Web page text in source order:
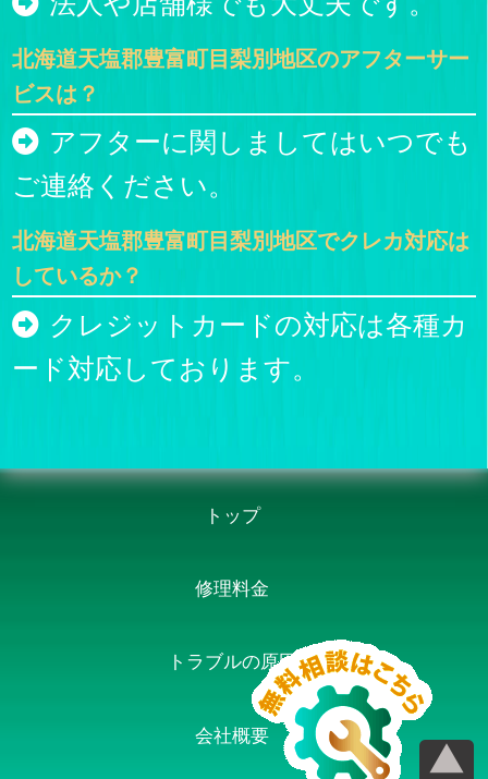
北海道天塩郡豊富町目梨別地区のアフターサー
ビスは？
アフターに関しましてはいつでも
ご連絡ください。
北海道天塩郡豊富町目梨別地区でクレカ対応は
しているか？
クレジットカードの対応は各種カ
ード対応しております。
トップ
修理料金
トラブルの原因
会社概要